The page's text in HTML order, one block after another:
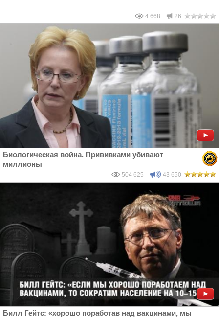
4 668 26
Биологическая война. Прививками убивают
миллионы
504 625 43 650
Билл Гейтс: «хорошо поработав над вакцинами, мы